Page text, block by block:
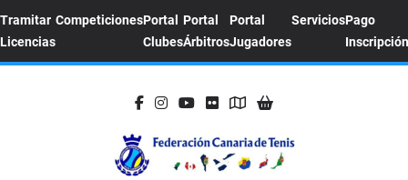
Tramitar
Licencias
CompeticionesPortal
Clubes
Portal
Árbitros
Portal
Jugadores
ServiciosPago
Inscripción